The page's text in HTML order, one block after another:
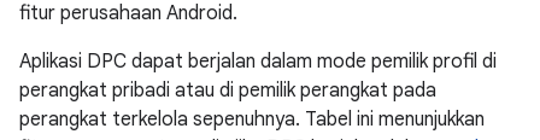
fitur perusahaan Android.
Aplikasi DPC dapat berjalan dalam mode pemilik profil di
perangkat pribadi atau di pemilik perangkat pada
perangkat terkelola sepenuhnya. Tabel ini menunjukkan